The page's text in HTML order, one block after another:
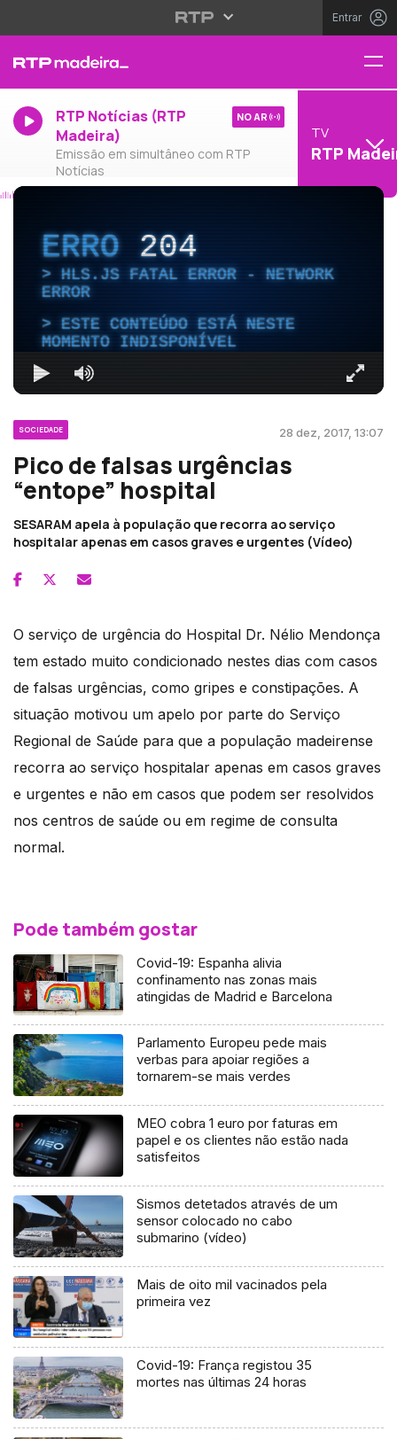
Entrar
RTP Notícias (RTP
Madeira)
Emissão em simultâneo com RTP
Notícias
NO AR
TV
RTP
ERRO204
HLS.JS FATAL ERROR - NETWORK
ERROR
ESTE CONTEÚDO ESTÁ NESTE
MOMENTO INDISPONÍVEL
SOCIEDADE 28 dez, 2017, 13:07
Pico de falsas urgências
“entope” hospital
SESARAM apela à população que recorra ao serviço
hospitalar apenas em casos graves e urgentes (Vídeo)
O serviço de urgência do Hospital Dr. Nélio Mendonça
tem estado muito condicionado nestes dias com casos
de falsas urgências, como gripes e constipações. A
situação motivou um apelo por parte do Serviço
Regional de Saúde para que a população madeirense
recorra ao serviço hospitalar apenas em casos graves
e urgentes e não em casos que podem ser resolvidos
nos centros de saúde ou em regime de consulta
normal.
Pode também gostar
Covid-19: Espanha alivia
confinamento nas zonas mais
atingidas de Madrid e Barcelona
Parlamento Europeu pede mais
verbas para apoiar regiões a
tornarem-se mais verdes
MEO cobra 1 euro por faturas em
papel e os clientes não estão nada
satisfeitos
Sismos detetados através de um
sensor colocado no cabo
submarino (vídeo)
Mais de oito mil vacinados pela
primeira vez
Covid-19: França registou 35
mortes nas últimas 24 horas